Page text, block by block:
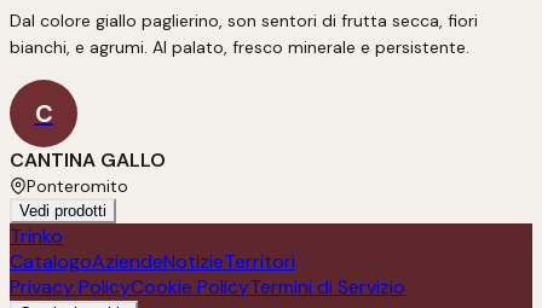
Dal colore giallo paglierino, son sentori di frutta secca, fiori
bianchi, e agrumi. Al palato, fresco minerale e persistente.
C
CANTINA GALLO
Ponteromito
Vedi prodotti
Trinko
CatalogoAziendeNotizieTerritori
Privacy PolicyCookie PolicyTermini di Servizio